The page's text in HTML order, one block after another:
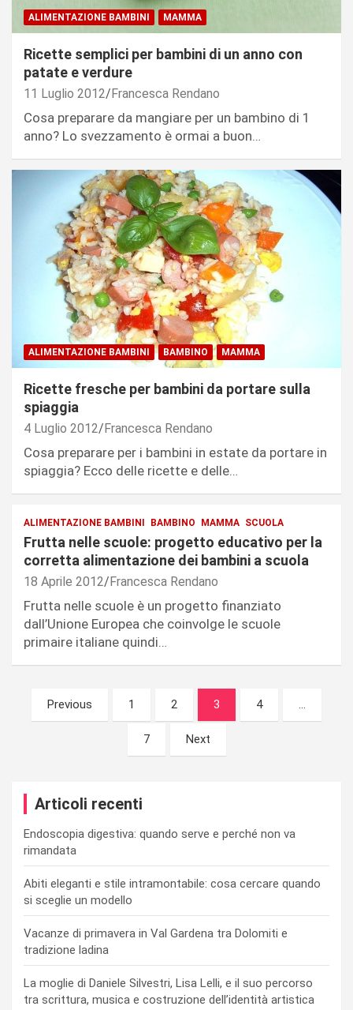
ALIMENTAZIONE BAMBINI MAMMA
Ricette semplici per bambini di un anno con
patate e verdure
11 Luglio 2012 Francesca Rendano
Cosa preparare da mangiare per un bambino di 1
anno? Lo svezzamento è ormai a buon…
ALIMENTAZIONE BAMBINI BAMBINO MAMMA
Ricette fresche per bambini da portare sulla
spiaggia
4 Luglio 2012 Francesca Rendano
Cosa preparare per i bambini in estate da portare in
spiaggia? Ecco delle ricette e delle…
ALIMENTAZIONE BAMBINI BAMBINO MAMMA SCUOLA
Frutta nelle scuole: progetto educativo per la
corretta alimentazione dei bambini a scuola
18 Aprile 2012 Francesca Rendano
Frutta nelle scuole è un progetto finanziato
dall’Unione Europea che coinvolge le scuole
primaire italiane quindi…
Navigazione
articoli
Previous 1 2 3 4 …
7 Next
Articoli recenti
Endoscopia digestiva: quando serve e perché non va
rimandata
Abiti eleganti e stile intramontabile: cosa cercare quando
si sceglie un modello
Vacanze di primavera in Val Gardena tra Dolomiti e
tradizione ladina
La moglie di Daniele Silvestri, Lisa Lelli, e il suo percorso
tra scrittura, musica e costruzione dell’identità artistica